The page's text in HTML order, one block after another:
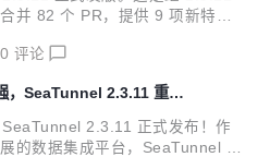
功能新增、优化与 Bug 修复。
并 82 个 PR，提供 9 项新特
与 Databend 生态接入，Paim
数增强，以及 Zeta 引擎 Checkp
易用性提升等方面。 亮点一览
点很多，以下为归类整理： 新
0 评论
，SeaTunnel 2.3.11 重磅
2.3.11 正式发布！作
的数据集成平台，SeaTunnel 始